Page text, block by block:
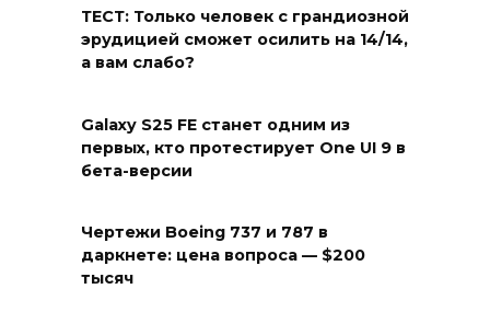
ТЕСТ: Только человек с грандиозной
эрудицией сможет осилить на 14/14,
а вам слабо?
Galaxy S25 FE станет одним из
первых, кто протестирует One UI 9 в
бета-версии
Чертежи Boeing 737 и 787 в
даркнете: цена вопроса — $200
тысяч